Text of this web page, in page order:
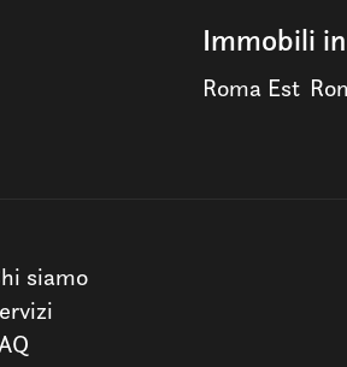
Immobili
Roma Est
siamo